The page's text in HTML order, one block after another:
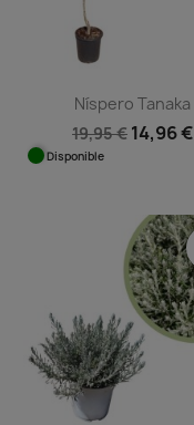
Níspero Tanaka
19,95 € 14,96 €
Disponible